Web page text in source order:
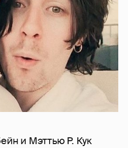
и Мэттью Р. Кук